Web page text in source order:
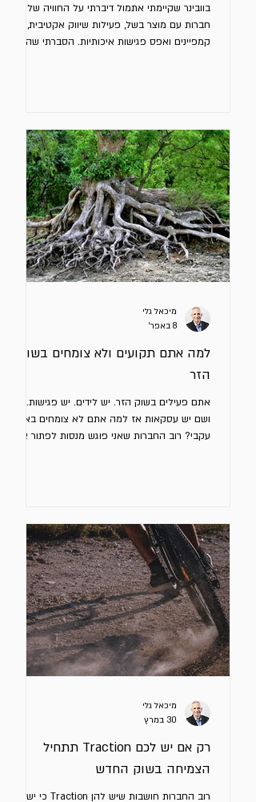
בוובינר שקיימתי אתמול דיברתי על החוויה של
חברות עם מוצר בשל, פעילות שיווק אקטיבית,
קמפיינים ואפס פגישות איכותיות. הסברתי שה –
כול החברות משתמשות היום באותם מודלים, קונים
את אותם כלי outbound ועובדים עם אותם
Signals: שינויי תפקיד, סבבי גיוס, פעילות
בלינקדאין,
למה אתם תקועים ולא צומחים בשוק
הזר
אתם פעילים בשוק הזר. יש לידים. יש פגישות. פה
ושם יש עסקאות אז למה אתם לא צומחים באופן
עקבי? רוב החברות שאני פוגש מנסות לפתור את
התוצאות של בעיה עמוקה יותר. הטעות היא
לחשוב שאם נבצע שינויים או נגדיל תקציב
השיווק/מכירות, כמו עוד קמפיין (כדי להשיג לידים),
עוד איש מכירות
מיכאל גלי
8 באפר׳
רק אם יש לכם Traction תתחיל
הצמיחה בשוק החדש
רוב החברות חושבות שיש להן Traction כי יש
מיכאל גלי
30 במרץ